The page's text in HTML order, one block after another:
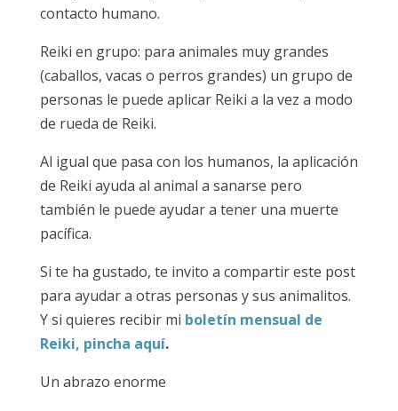
contacto humano.
Reiki en grupo: para animales muy grandes
(caballos, vacas o perros grandes) un grupo de
personas le puede aplicar Reiki a la vez a modo
de rueda de Reiki.
Al igual que pasa con los humanos, la aplicación
de Reiki ayuda al animal a sanarse pero
también le puede ayudar a tener una muerte
pacífica.
Si te ha gustado, te invito a compartir este post
para ayudar a otras personas y sus animalitos.
Y si quieres recibir mi boletín mensual de
Reiki, pincha aquí.
Un abrazo enorme